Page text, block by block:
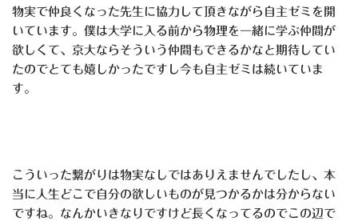
物実で仲良くなった先生に協力して頂きながら自主ゼミを開
いています。僕は大学に入る前から物理を一緒に学ぶ仲間が
欲しくて、京大ならそういう仲間もできるかなと期待してい
たのでとても嬉しかったですし今も自主ゼミは続いていま
す。
こういった繋がりは物実なしではありえませんでしたし、本
当に人生どこで自分の欲しいものが見つかるかは分からない
ですね。なんかいきなりですけど長くなってるのでこの辺で